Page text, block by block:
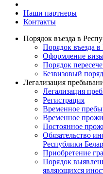
Наши партнеры
Контакты
Порядок въезда в
Порядок въезда
Оформление
Порядок
Безвизовый
Легализация
Легализация
Регистрация
Временное
Временное
Постоянное
Обязательство
Республики
Приобретение
Порядок
являющихся